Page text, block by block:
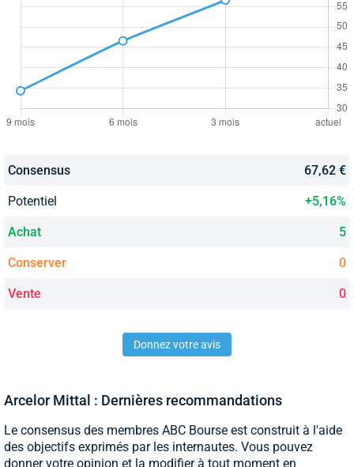
Consensus 67,62 €
Potentiel +5,16%
Achat 5
Conserver 0
Vente 0
Donnez votre avis
Arcelor Mittal : Dernières recommandations
Le consensus des membres ABC Bourse est construit à l'aide
des objectifs exprimés par les internautes. Vous pouvez
donner votre opinion et la modifier à tout moment en